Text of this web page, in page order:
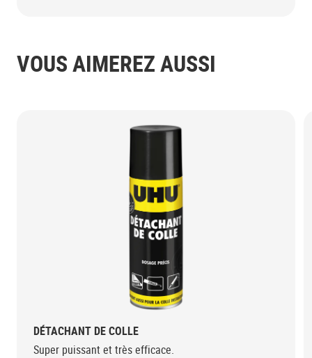
VOUS AIMEREZ AUSSI
DÉTACHANT DE COLLE
Super puissant et très efficace.